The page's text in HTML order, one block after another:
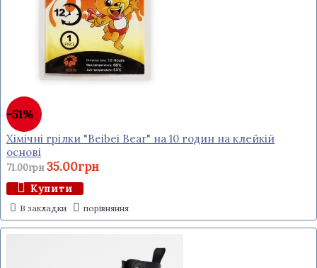
-51%
Хімічні грілки "Beibei Bear" на 10 годин на клейкій
основі
71.00грн 35.00грн
Купити
В закладки порівняння